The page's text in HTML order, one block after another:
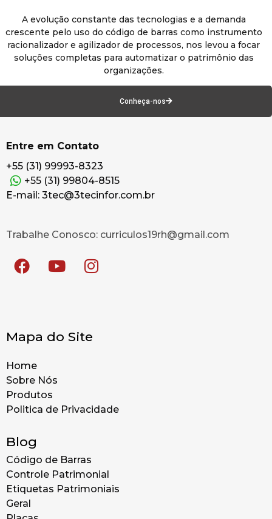
A evolução constante das tecnologias e a demanda
crescente pelo uso do código de barras como instrumento
racionalizador e agilizador de processos, nos levou a focar
soluções completas para automatizar o patrimônio das
organizações.
Conheça-nos
Entre em Contato
+55 (31) 99993-8323
+55 (31) 99804-8515
E-mail: 3tec@3tecinfor.com.br
Trabalhe Conosco: curriculos19rh@gmail.com
Mapa do Site
Home
Sobre Nós
Produtos
Politica de Privacidade
Blog
Código de Barras
Controle Patrimonial
Etiquetas Patrimoniais
Geral